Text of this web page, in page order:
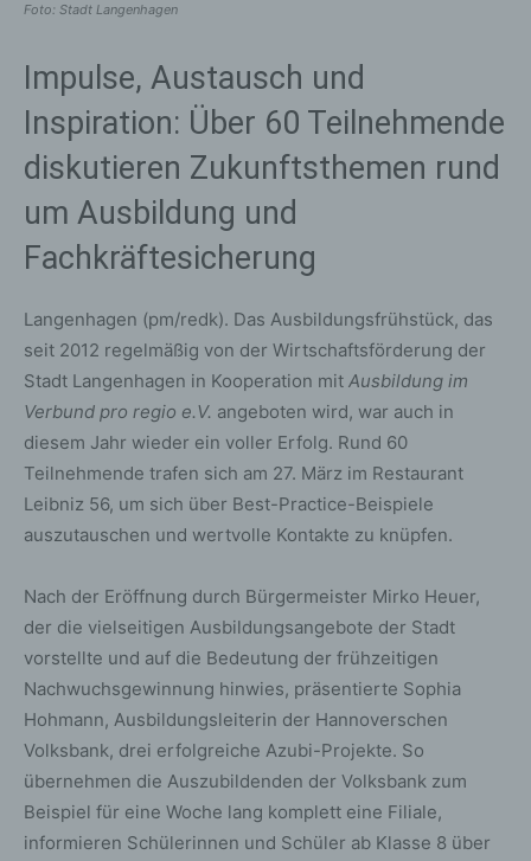
Foto: Stadt Langenhagen
Impulse, Austausch und
Inspiration: Über 60 Teilnehmende
diskutieren Zukunftsthemen rund
um Ausbildung und
Fachkräftesicherung
Langenhagen (pm/redk). Das Ausbildungsfrühstück, das
seit 2012 regelmäßig von der Wirtschaftsförderung der
Stadt Langenhagen in Kooperation mit Ausbildung im
Verbund pro regio e.V. angeboten wird, war auch in
diesem Jahr wieder ein voller Erfolg. Rund 60
Teilnehmende trafen sich am 27. März im Restaurant
Leibniz 56, um sich über Best-Practice-Beispiele
auszutauschen und wertvolle Kontakte zu knüpfen.
Nach der Eröffnung durch Bürgermeister Mirko Heuer,
der die vielseitigen Ausbildungsangebote der Stadt
vorstellte und auf die Bedeutung der frühzeitigen
Nachwuchsgewinnung hinwies, präsentierte Sophia
Hohmann, Ausbildungsleiterin der Hannoverschen
Volksbank, drei erfolgreiche Azubi-Projekte. So
übernehmen die Auszubildenden der Volksbank zum
Beispiel für eine Woche lang komplett eine Filiale,
informieren Schülerinnen und Schüler ab Klasse 8 über